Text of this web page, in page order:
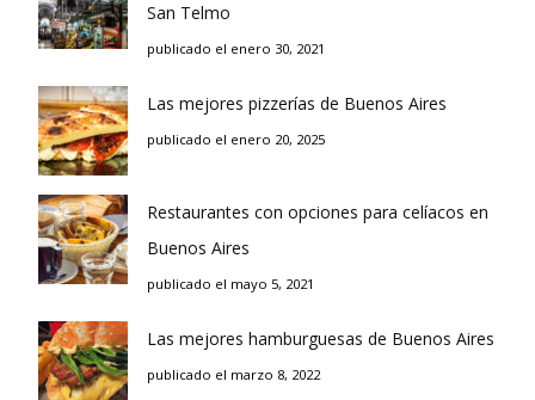
San Telmo
publicado el enero 30, 2021
Las mejores pizzerías de Buenos Aires
publicado el enero 20, 2025
Restaurantes con opciones para celíacos en
Buenos Aires
publicado el mayo 5, 2021
Las mejores hamburguesas de Buenos Aires
publicado el marzo 8, 2022